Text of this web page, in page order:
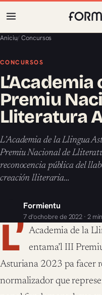
Aniciu/Concursos
CONCURSOS
L’Academia
Premiu
Lliteratura
L’Academia de la Llingua
Premiu Nacional de
reconocencia pública del
creación lliteraria…
Formientu
7 d'ochobre de 2022 · 2
L’ Academia de la
entama’l III
Asturiana 2023 pa facer
normalizador que